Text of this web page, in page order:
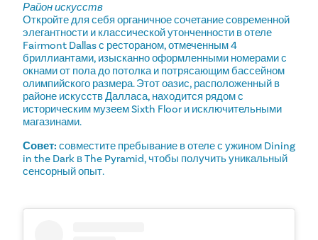
Район искусств
Откройте для себя органичное сочетание современной
элегантности и классической утонченности в отеле
Fairmont Dallas с рестораном, отмеченным 4
бриллиантами, изысканно оформленными номерами с
окнами от пола до потолка и потрясающим бассейном
олимпийского размера. Этот оазис, расположенный в
районе искусств Далласа, находится рядом с
историческим музеем Sixth Floor и исключительными
магазинами.
Совет: совместите пребывание в отеле с ужином Dining
in the Dark в The Pyramid, чтобы получить уникальный
сенсорный опыт.